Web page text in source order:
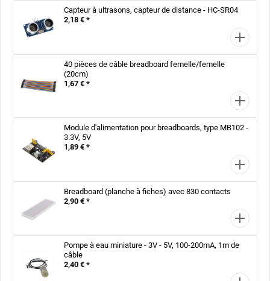
Capteur à ultrasons, capteur de distance - HC-SR04
2,18 € *
40 pièces de câble breadboard femelle/femelle
(20cm)
1,67 € *
Module d'alimentation pour breadboards, type MB102 -
3.3V, 5V
1,89 € *
Breadboard (planche à fiches) avec 830 contacts
2,90 € *
Pompe à eau miniature - 3V - 5V, 100-200mA, 1m de
câble
2,40 € *